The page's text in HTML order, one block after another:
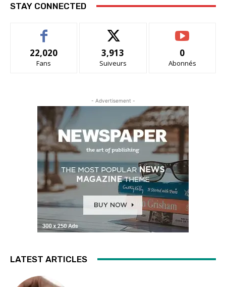
STAY CONNECTED
22,020
Fans
3,913
Suiveurs
0
Abonnés
- Advertisement -
LATEST ARTICLES